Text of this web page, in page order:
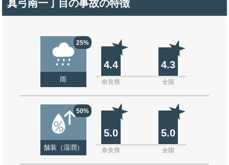
真弓南一丁目の事故の特徴
25%
雨
4.4 4.3
奈良県 全国
50%
舗装（湿潤）
5.0 5.0
奈良県 全国